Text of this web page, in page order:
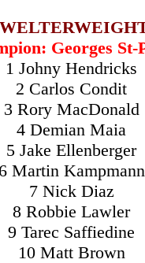
Georges St-
1 Johny Hendricks
2 Carlos Condit
3 Rory MacDonald
4 Demian Maia
5 Jake Ellenberger
6 Martin
7 Nick Diaz
8 Robbie Lawler
9 Tarec Saffiedine
10 Matt Brown